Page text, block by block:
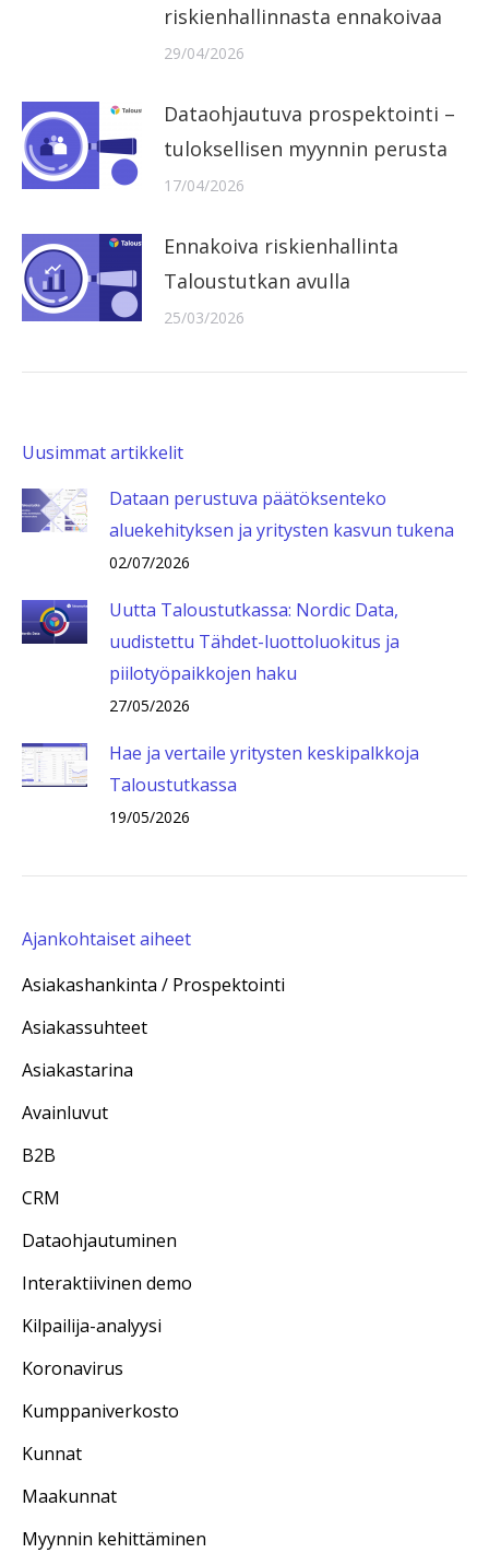
riskienhallinnasta ennakoivaa
29/04/2026
Dataohjautuva prospektointi –
tuloksellisen myynnin perusta
17/04/2026
Ennakoiva riskienhallinta
Taloustutkan avulla
25/03/2026
Uusimmat artikkelit
Dataan perustuva päätöksenteko
aluekehityksen ja yritysten kasvun tukena
02/07/2026
Uutta Taloustutkassa: Nordic Data,
uudistettu Tähdet-luottoluokitus ja
piilotyöpaikkojen haku
27/05/2026
Hae ja vertaile yritysten keskipalkkoja
Taloustutkassa
19/05/2026
Ajankohtaiset aiheet
Asiakashankinta / Prospektointi
Asiakassuhteet
Asiakastarina
Avainluvut
B2B
CRM
Dataohjautuminen
Interaktiivinen demo
Kilpailija-analyysi
Koronavirus
Kumppaniverkosto
Kunnat
Maakunnat
Myynnin kehittäminen